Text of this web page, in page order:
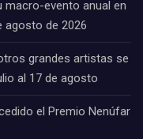
macro-evento anual en
agosto de 2026
grandes artistas se
al 17 de agosto
el Premio Nenúfar